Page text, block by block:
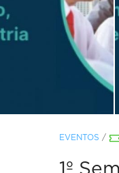
EVENTOS /